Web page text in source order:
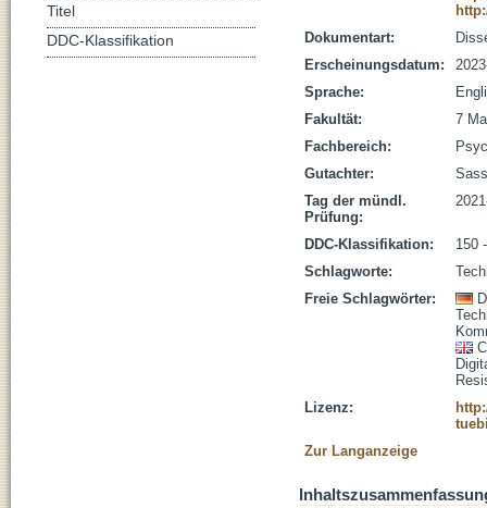
Dokumentart:
Erscheinungsdatum:
Sprache:
Fakultät:
7
Fachbereich:
Gutachter:
Tag der mündl.
Prüfung:
DDC-Klassifikation:
150
Schlagworte:
Freie Schlagwörter:
Lizenz:
Zur Langanzeige
Titel
DDC-Klassifikation